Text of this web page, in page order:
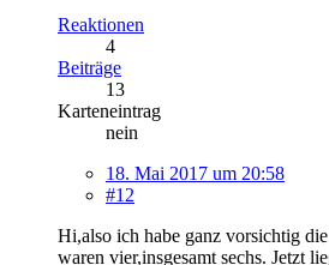
Reaktionen
4
Beiträge
13
Karteneintrag
nein
18. Mai 2017 um 20:58
#12
Hi,also ich habe ganz vorsichtig
waren vier,insgesamt sechs. Jetzt